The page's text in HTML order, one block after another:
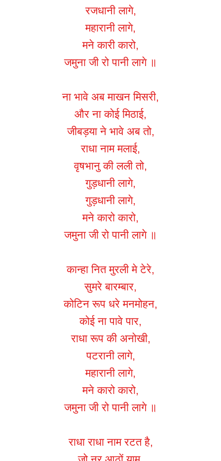
रजधानी लागे,
महारानी लागे,
मने कारी कारो,
जमुना जी रो पानी लागे ॥
ना भावे अब माखन मिसरी,
और ना कोई मिठाई,
जीबड़या ने भावे अब तो,
राधा नाम मलाई,
वृषभानु की लली तो,
गुड़धानी लागे,
गुड़धानी लागे,
मने कारो कारो,
जमुना जी रो पानी लागे ॥
कान्हा नित मुरली मे टेरे,
सुमरे बारम्बार,
कोटिन रूप धरे मनमोहन,
कोई ना पावे पार,
राधा रूप की अनोखी,
पटरानी लागे,
महारानी लागे,
मने कारो कारो,
जमुना जी रो पानी लागे ॥
राधा राधा नाम रटत है,